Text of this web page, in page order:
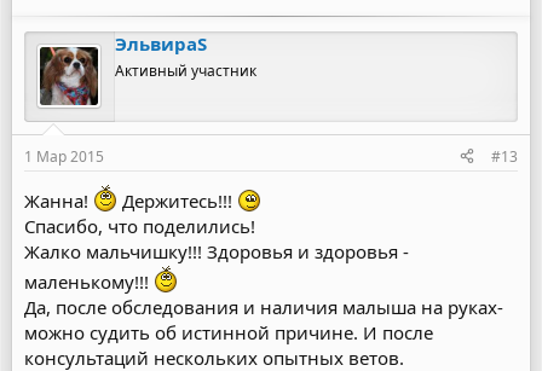
ЭльвираS
Активный участник
1 Мар 2015 #13
Жанна!
Держитесь!!!
Спасибо, что поделились!
Жалко мальчишку!!! Здоровья и здоровья -
маленькому!!!
Да, после обследования и наличия малыша на руках-
можно судить об истинной причине. И после
консультаций нескольких опытных ветов.